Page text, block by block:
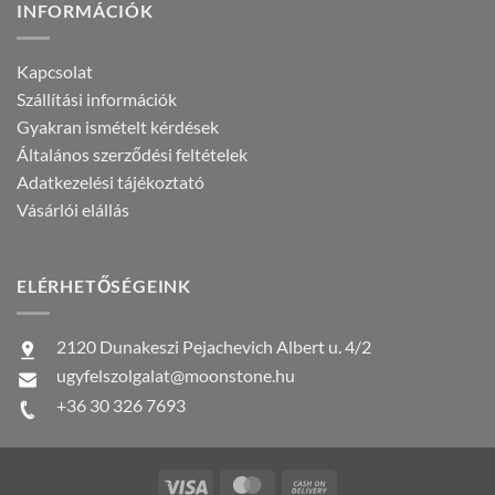
INFORMÁCIÓK
Kapcsolat
Szállítási információk
Gyakran ismételt kérdések
Általános szerződési feltételek
Adatkezelési tájékoztató
Vásárlói elállás
ELÉRHETŐSÉGEINK
2120 Dunakeszi Pejachevich Albert u. 4/2
ugyfelszolgalat@moonstone.hu
+36 30 326 7693
Visa MasterCard